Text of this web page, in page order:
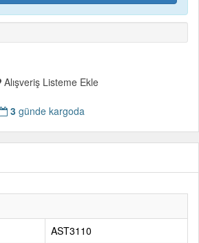
Alışveriş Listeme Ekle
3günde kargoda
AST3110